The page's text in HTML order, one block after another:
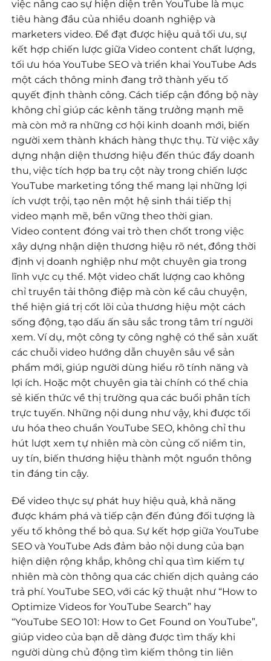
việc nâng cao sự hiện diện trên YouTube là mục
tiêu hàng đầu của nhiều doanh nghiệp và
marketers video. Để đạt được hiệu quả tối ưu, sự
kết hợp chiến lược giữa Video content chất lượng,
tối ưu hóa YouTube SEO và triển khai YouTube Ads
một cách thông minh đang trở thành yếu tố
quyết định thành công. Cách tiếp cận đồng bộ này
không chỉ giúp các kênh tăng trưởng mạnh mẽ
mà còn mở ra những cơ hội kinh doanh mới, biến
người xem thành khách hàng thực thụ. Từ việc xây
dựng nhận diện thương hiệu đến thúc đẩy doanh
thu, việc tích hợp ba trụ cột này trong chiến lược
YouTube marketing tổng thể mang lại những lợi
ích vượt trội, tạo nên một hệ sinh thái tiếp thị
video mạnh mẽ, bền vững theo thời gian.
Video content đóng vai trò then chốt trong việc
xây dựng nhận diện thương hiệu rõ nét, đồng thời
định vị doanh nghiệp như một chuyên gia trong
lĩnh vực cụ thể. Một video chất lượng cao không
chỉ truyền tải thông điệp mà còn kể câu chuyện,
thể hiện giá trị cốt lõi của thương hiệu một cách
sống động, tạo dấu ấn sâu sắc trong tâm trí người
xem. Ví dụ, một công ty công nghệ có thể sản xuất
các chuỗi video hướng dẫn chuyên sâu về sản
phẩm mới, giúp người dùng hiểu rõ tính năng và
lợi ích. Hoặc một chuyên gia tài chính có thể chia
sẻ kiến thức về thị trường qua các buổi phân tích
trực tuyến. Những nội dung như vậy, khi được tối
ưu hóa theo chuẩn YouTube SEO, không chỉ thu
hút lượt xem tự nhiên mà còn củng cố niềm tin,
uy tín, biến thương hiệu thành một nguồn thông
tin đáng tin cậy.
Để video thực sự phát huy hiệu quả, khả năng
được khám phá và tiếp cận đến đúng đối tượng là
yếu tố không thể bỏ qua. Sự kết hợp giữa YouTube
SEO và YouTube Ads đảm bảo nội dung của bạn
hiện diện rộng khắp, không chỉ qua tìm kiếm tự
nhiên mà còn thông qua các chiến dịch quảng cáo
trả phí. YouTube SEO, với các kỹ thuật như “How to
Optimize Videos for YouTube Search” hay
“YouTube SEO 101: How to Get Found on YouTube”,
giúp video của bạn dễ dàng được tìm thấy khi
người dùng chủ động tìm kiếm thông tin liên